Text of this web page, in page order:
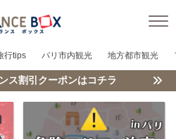
行tips パリ市内観光 地方都市観光
ス割引クーポンはコチラ